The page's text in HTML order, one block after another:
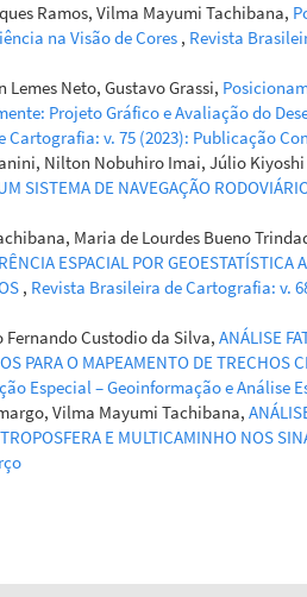
Ramos, Vilma Mayumi Tachibana,
na Visão de Cores , Revista
Neto, Gustavo Grassi,
Projeto Gráfico e Avaliação do
Cartografia: v. 75 (2023): Publicação
Nilton Nobuhiro Imai, Júlio
SISTEMA DE NAVEGAÇÃO
Maria de Lourdes Bueno
ESPACIAL POR GEOESTATÍSTICA
, Revista Brasileira de Cartografia: v.
Custodio da Silva, ANÁLISE
PARA O MAPEAMENTO DE TRECHOS
Especial – Geoinformação e Análise
Vilma Mayumi Tachibana,
E MULTICAMINHO NOS